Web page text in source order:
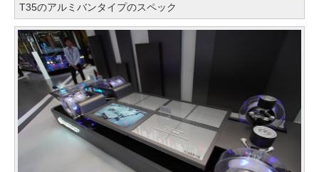
T35のアルミバンタイプのスペック